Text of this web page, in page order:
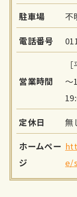
駐車場 不
電話番号
営業時間
～
定休日 無
ホームペー
ジ
e/